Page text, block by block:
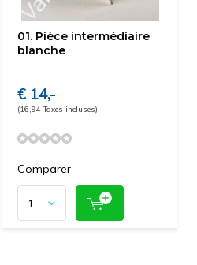
01. Pièce intermédiaire
blanche
€ 14,-
(16,94 Taxes incluses)
Comparer